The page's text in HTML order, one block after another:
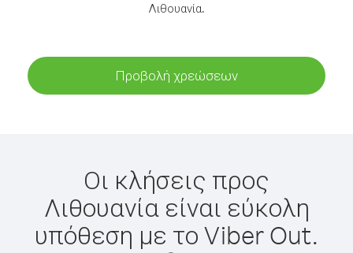
Λιθουανία.
Προβολή χρεώσεων
Οι κλήσεις προς
Λιθουανία είναι εύκολη
υπόθεση με το Viber Out.